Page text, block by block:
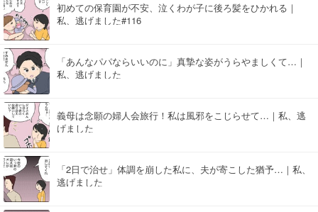
初めての保育園が不安、泣くわが子に後ろ髪をひかれる｜
私、逃げました#116
「あんなパパならいいのに」真摯な姿がうらやましくて…｜
私、逃げました
義母は念願の婦人会旅行！私は風邪をこじらせて…｜私、逃
げました
「2日で治せ」体調を崩した私に、夫が寄こした猶予…｜私、
逃げました